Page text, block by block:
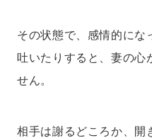
その状態で、感情的にな
吐いたりすると、妻の心
せん。
相手は謝るどころか、開